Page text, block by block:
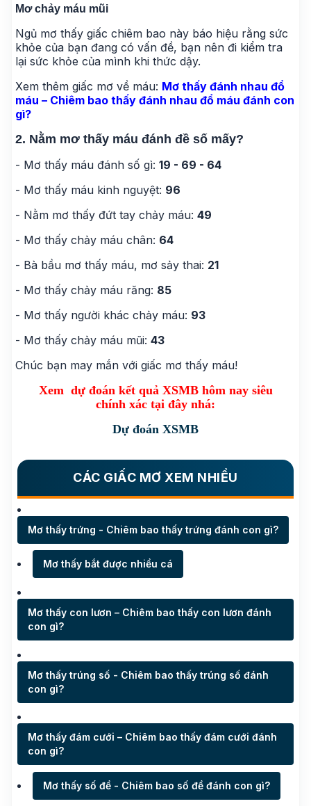
Mơ chảy máu mũi
Ngủ mơ thấy giấc chiêm bao này báo hiệu rằng sức
khỏe của bạn đang có vấn đề, bạn nên đi kiểm tra
lại sức khỏe của mình khi thức dậy.
Xem thêm giấc mơ về máu: Mơ thấy đánh nhau đổ
máu – Chiêm bao thấy đánh nhau đổ máu đánh con
gì?
2. Nằm mơ thấy máu đánh đề số mấy?
- Mơ thấy máu đánh số gì: 19 - 69 - 64
- Mơ thấy máu kinh nguyệt: 96
- Nằm mơ thấy đứt tay chảy máu: 49
- Mơ thấy chảy máu chân: 64
- Bà bầu mơ thấy máu, mơ sảy thai: 21
- Mơ thấy chảy máu răng: 85
- Mơ thấy người khác chảy máu: 93
- Mơ thấy chảy máu mũi: 43
Chúc bạn may mắn với giấc mơ thấy máu!
Xem dự đoán kết quả XSMB hôm nay siêu
chính xác tại đây nhá:
Dự đoán XSMB
CÁC GIẤC MƠ XEM NHIỀU
Mơ thấy trứng - Chiêm bao thấy trứng đánh con gì?
Mơ thấy bắt được nhiều cá
Mơ thấy con lươn – Chiêm bao thấy con lươn đánh
con gì?
Mơ thấy trúng số - Chiêm bao thấy trúng số đánh
con gì?
Mơ thấy đám cưới – Chiêm bao thấy đám cưới đánh
con gì?
Mơ thấy số đề - Chiêm bao số đề đánh con gì?